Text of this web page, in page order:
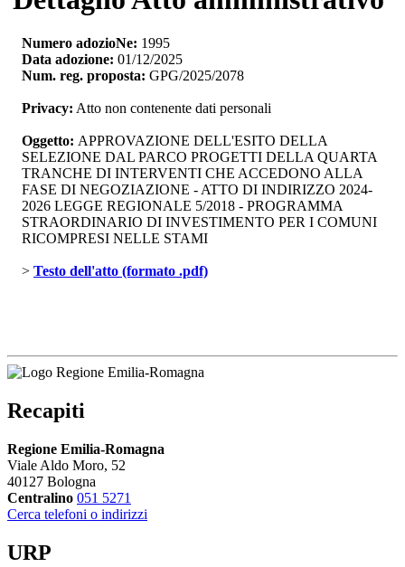
Numero adozioNe: 1995
Data adozione: 01/12/2025
Num. reg. proposta: GPG/2025/2078
Privacy: Atto non contenente dati personali
Oggetto: APPROVAZIONE DELL'ESITO DELLA
SELEZIONE DAL PARCO PROGETTI DELLA QUARTA
TRANCHE DI INTERVENTI CHE ACCEDONO ALLA
FASE DI NEGOZIAZIONE - ATTO DI INDIRIZZO 2024-
2026 LEGGE REGIONALE 5/2018 - PROGRAMMA
STRAORDINARIO DI INVESTIMENTO PER I COMUNI
RICOMPRESI NELLE STAMI
> Testo dell'atto (formato .pdf)
Recapiti
Regione Emilia-Romagna
Viale Aldo Moro, 52
40127 Bologna
Centralino 051 5271
Cerca telefoni o indirizzi
URP